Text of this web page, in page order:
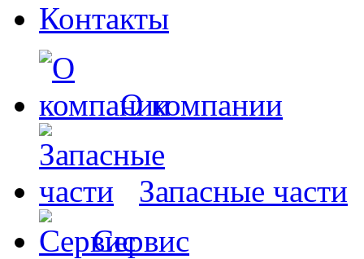
Контакты
О компании
Запасные части
Сервис